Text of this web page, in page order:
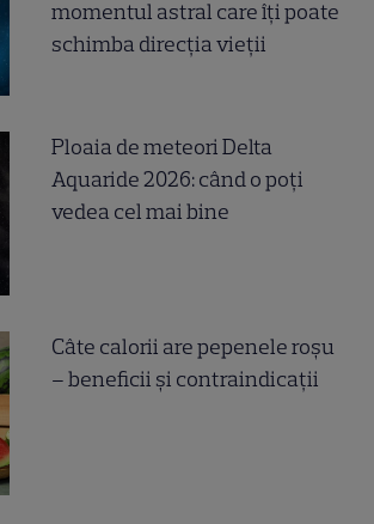
momentul astral care îți poate
schimba direcția vieții
Ploaia de meteori Delta
Aquaride 2026: când o poți
vedea cel mai bine
Câte calorii are pepenele roșu
– beneficii și contraindicații